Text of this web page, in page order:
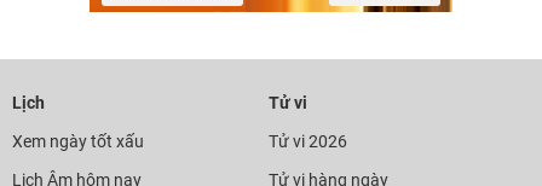
Lịch
Xem ngày tốt xấu
Lịch Âm hôm nay
Tử vi
Tử vi 2026
Tử vi hàng ngày